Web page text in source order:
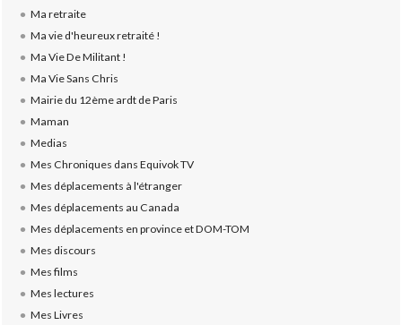
Ma retraite
Ma vie d'heureux retraité !
Ma Vie De Militant !
Ma Vie Sans Chris
Mairie du 12ème ardt de Paris
Maman
Medias
Mes Chroniques dans Equivok TV
Mes déplacements à l'étranger
Mes déplacements au Canada
Mes déplacements en province et DOM-TOM
Mes discours
Mes films
Mes lectures
Mes Livres